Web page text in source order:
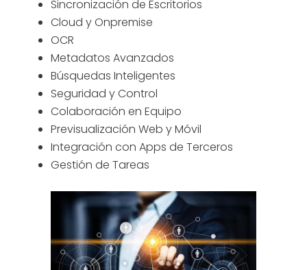
Sincronización de Escritorios
Cloud y Onpremise
OCR
Metadatos Avanzados
Búsquedas Inteligentes
Seguridad y Control
Colaboración en Equipo
Previsualización Web y Móvil
Integración con Apps de Terceros
Gestión de Tareas